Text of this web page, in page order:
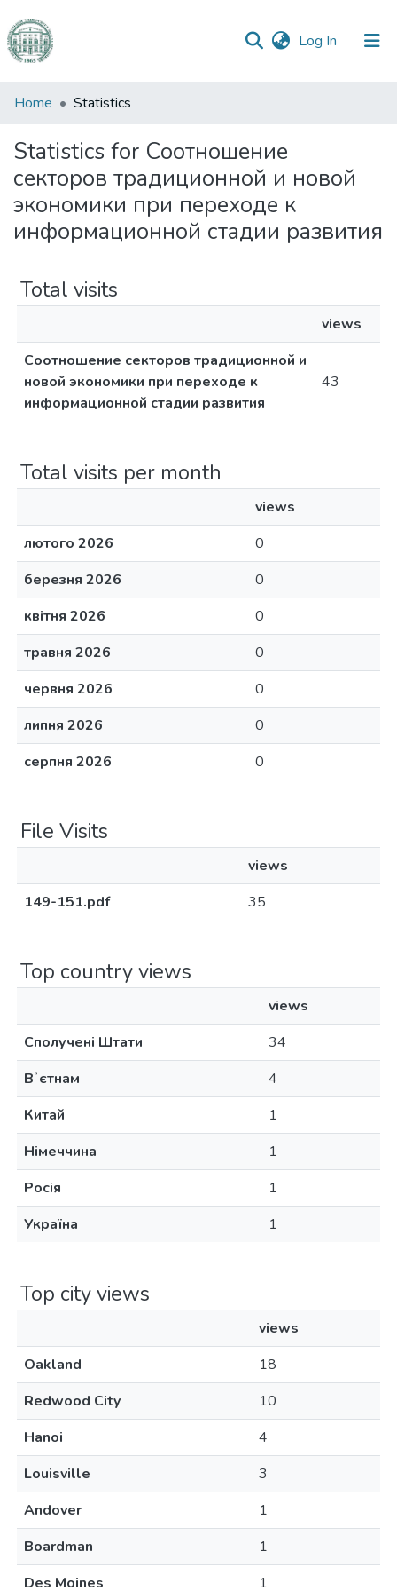
Log In (current)
Communities
Collections
All of DSpace
Home Statistics
Statistics for Соотношение
секторов традиционной и новой
экономики при переходе к
информационной стадии развития
Total visits
views
Соотношение секторов традиционной и
новой экономики при переходе к
информационной стадии развития
43
Total visits per month
views
лютого 2026
0
березня 2026
0
квітня 2026
0
травня 2026
0
червня 2026
0
липня 2026
0
серпня 2026
0
File Visits
views
149-151.pdf
35
Top country views
views
Сполучені Штати
34
Вʼєтнам
4
Китай
1
Німеччина
1
Росія
1
Україна
1
Top city views
views
Oakland
18
Redwood City
10
Hanoi
4
Louisville
3
Andover
1
Boardman
1
Des Moines
1